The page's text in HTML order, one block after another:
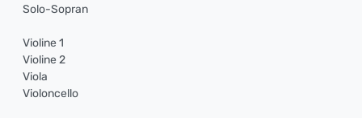
Solo-Sopran
Violine 1
Violine 2
Viola
Violoncello